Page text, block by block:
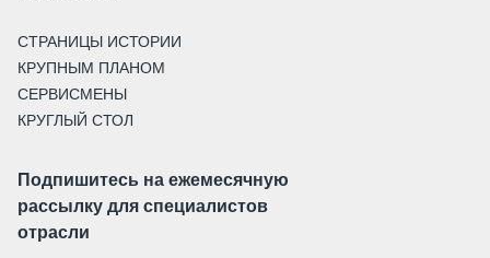
СТРАНИЦЫ ИСТОРИИ
КРУПНЫМ ПЛАНОМ
СЕРВИСМЕНЫ
КРУГЛЫЙ СТОЛ
Подпишитесь на ежемесячную
рассылку для специалистов
отрасли